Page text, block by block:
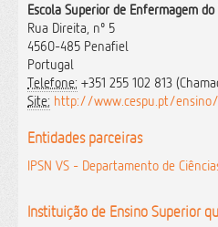
Escola Superior de Enfermagem
Rua Direita, nº 5
4560-485 Penafiel
Portugal
Telefone: +351 255 102 813
Site: http://www.cespu.pt/
Entidades parceiras
IPSN VS - Departamento de
Instituição de Ensino Superior